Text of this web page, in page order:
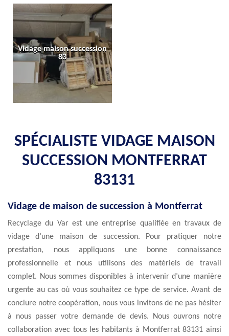
Vidage maison succession
83
SPÉCIALISTE VIDAGE MAISON
SUCCESSION MONTFERRAT
83131
Vidage de maison de succession à Montferrat
Recyclage du Var est une entreprise qualifiée en travaux de
vidage d’une maison de succession. Pour pratiquer notre
prestation, nous appliquons une bonne connaissance
professionnelle et nous utilisons des matériels de travail
complet. Nous sommes disponibles à intervenir d’une manière
urgente au cas où vous souhaitez ce type de service. Avant de
conclure notre coopération, nous vous invitons de ne pas hésiter
à nous passer votre demande de devis. Nous ouvrons notre
collaboration avec tous les habitants à Montferrat 83131 ainsi